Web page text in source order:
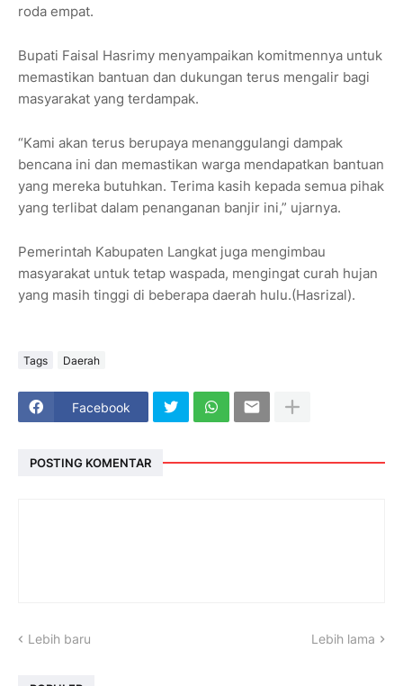
roda empat.
Bupati Faisal Hasrimy menyampaikan komitmennya untuk
memastikan bantuan dan dukungan terus mengalir bagi
masyarakat yang terdampak.
“Kami akan terus berupaya menanggulangi dampak
bencana ini dan memastikan warga mendapatkan bantuan
yang mereka butuhkan. Terima kasih kepada semua pihak
yang terlibat dalam penanganan banjir ini,” ujarnya.
Pemerintah Kabupaten Langkat juga mengimbau
masyarakat untuk tetap waspada, mengingat curah hujan
yang masih tinggi di beberapa daerah hulu.(Hasrizal).
Tags Daerah
Facebook
POSTING KOMENTAR
Lebih baru Lebih lama